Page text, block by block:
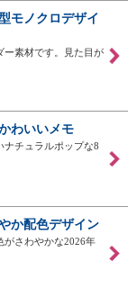
モノクロデザイ
ー素材です。見た目が
わいいメモ
ナチュラルポップな8
か配色デザイン
がさわやかな2026年